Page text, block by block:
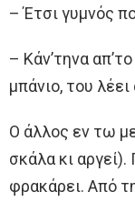
– Έτσι γυμνός
– Κάν’τηνα
μπάνιο, του λέει
Ο άλλος εν τω
σκάλα κι αργεί).
φρακάρει. Από